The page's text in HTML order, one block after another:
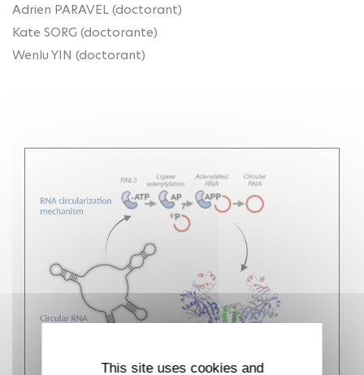
Adrien PARAVEL (doctorant)
Kate SORG (doctorante)
Wenlu YIN (doctorant)
This site uses cookies and